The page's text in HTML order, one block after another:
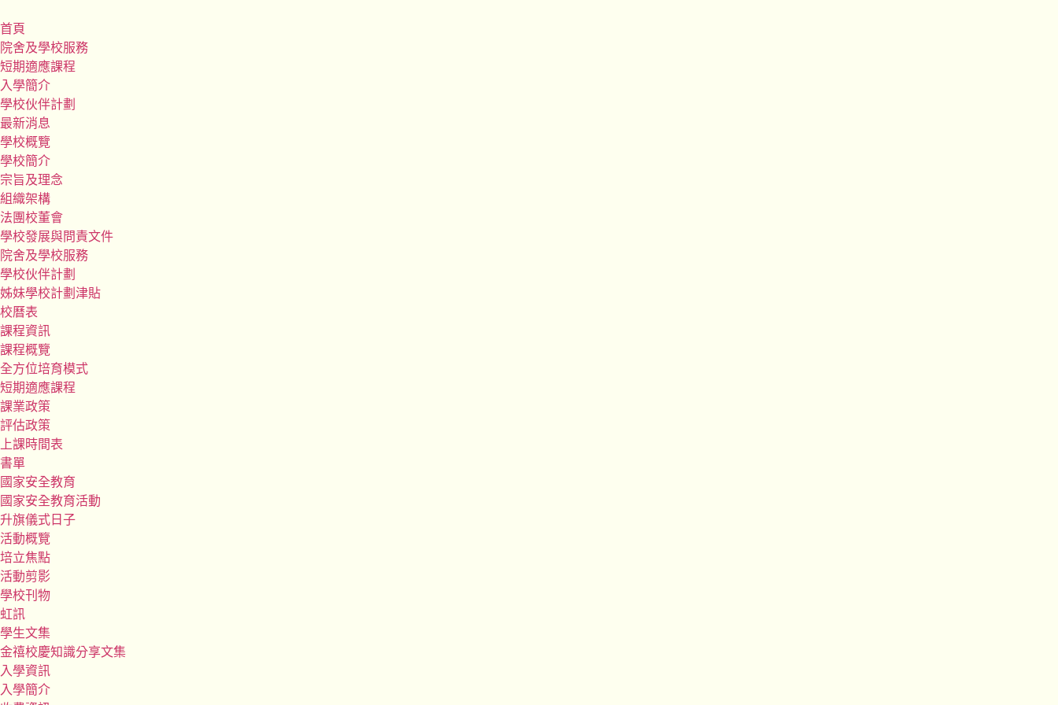
首頁
院舍及學校服務
短期適應課程
入學簡介
學校伙伴計劃
最新消息
學校概覽
學校簡介
宗旨及理念
組織架構
法團校董會
學校發展與問責文件
院舍及學校服務
學校伙伴計劃
姊妹學校計劃津貼
校曆表
課程資訊
課程概覽
全方位培育模式
短期適應課程
課業政策
評估政策
上課時間表
書單
國家安全教育
國家安全教育活動
升旗儀式日子
活動概覽
培立焦點
活動剪影
學校刊物
虹訊
學生文集
金禧校慶知識分享文集
入學資訊
入學簡介